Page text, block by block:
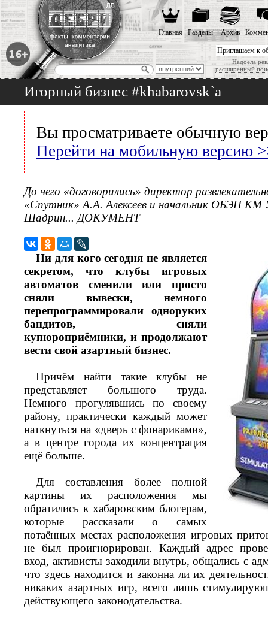
Приглашаем к
Надоела
расширенный
Главная Разделы Архив
Игорный бизнес #khabarovsk`а
Вы просматриваете обычную
Перейти на мобильную версию
До чего «договорились» директор
«Спутник» А.А. Алексеев и начальник ОБЭП
Шадрин... ДОКУМЕНТ
Ни для кого сегодня не является
секретом, что клубы игровых
автоматов сменили или просто
сняли вывески, немного
перепрограммировали одноруких
бандитов, сняли
купюроприёмники, и продолжают
вести свой азартный бизнес.
Причём найти такие клубы не
представляет большого труда.
Немного прогулявшись по своему
району, практически каждый может
наткнуться на «дверь с фонариками»,
а в центре города их концентрация
ещё больше.
Для составления более полной
картины их расположения мы
обратились к хабаровским блогерам,
которые рассказали о самых
потаённых местах расположения игровых
не был проигнорирован. Каждый адрес
вход, активисты заходили внутрь, общались с
что здесь находится и законна ли их
никаких азартных игр, всего лишь
действующего законодательства.